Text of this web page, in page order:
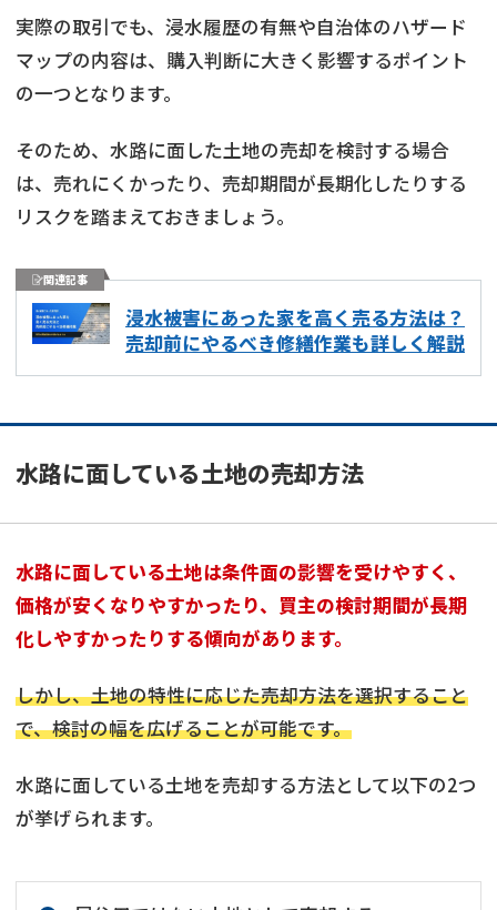
実際の取引でも、浸水履歴の有無や自治体のハザード
マップの内容は、購入判断に大きく影響するポイント
の一つとなります。
そのため、水路に面した土地の売却を検討する場合
は、売れにくかったり、売却期間が長期化したりする
リスクを踏まえておきましょう。
関連記事
浸水被害にあった家を高く売る方法は？
売却前にやるべき修繕作業も詳しく解説
水路に面している土地の売却方法
水路に面している土地は条件面の影響を受けやすく、
価格が安くなりやすかったり、買主の検討期間が長期
化しやすかったりする傾向があります。
しかし、土地の特性に応じた売却方法を選択すること
で、検討の幅を広げることが可能です。
水路に面している土地を売却する方法として以下の2つ
が挙げられます。